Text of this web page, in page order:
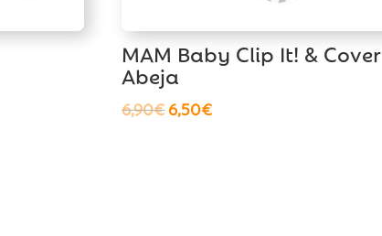
MAM Baby Clip It! & Cover
Abeja
6,90€ El
6,50€El